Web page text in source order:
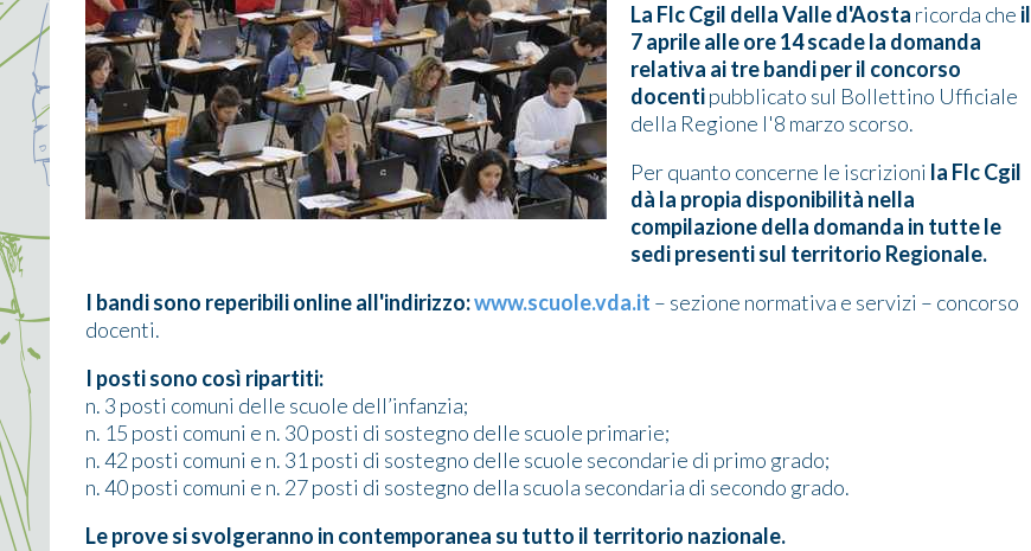
La Flc Cgil della Valle d'Aosta ricorda che il
7 aprile alle ore 14 scade la domanda
relativa ai tre bandi per il concorso
docentipubblicato sul Bollettino Ufficiale
della Regione l'8 marzo scorso.
Per quanto concerne le iscrizioni la Flc Cgil
dà la propia disponibilità nella
compilazione della domanda in tutte le
sedi presenti sul territorio Regionale.
I bandi sono reperibili online all'indirizzo:www.scuole.vda.it – sezione normativa e servizi – concorso
docenti.
I posti sono così ripartiti:
n. 3 posti comuni delle scuole dell’infanzia;
n. 15 posti comuni e n. 30 posti di sostegno delle scuole primarie;
n. 42 posti comuni e n. 31 posti di sostegno delle scuole secondarie di primo grado;
n. 40 posti comuni e n. 27 posti di sostegno della scuola secondaria di secondo grado.
Le prove si svolgeranno in contemporanea su tutto il territorio nazionale.